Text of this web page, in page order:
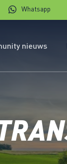
Whatsapp
nieuws